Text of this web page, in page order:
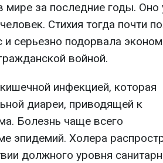
за последние годы. Оно
Стихия тогда почти
серьезно подорвала
войной.
инфекцией, которая
диареи, приводящей к
Болезнь чаще всего
эпидемий. Холера
должного уровня